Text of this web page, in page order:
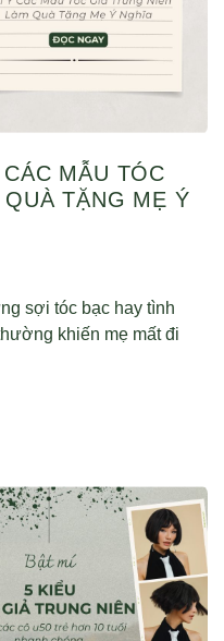
MẪU TÓC
TẶNG MẸ Ý
sợi tóc bạc hay tình
khiến mẹ mất đi